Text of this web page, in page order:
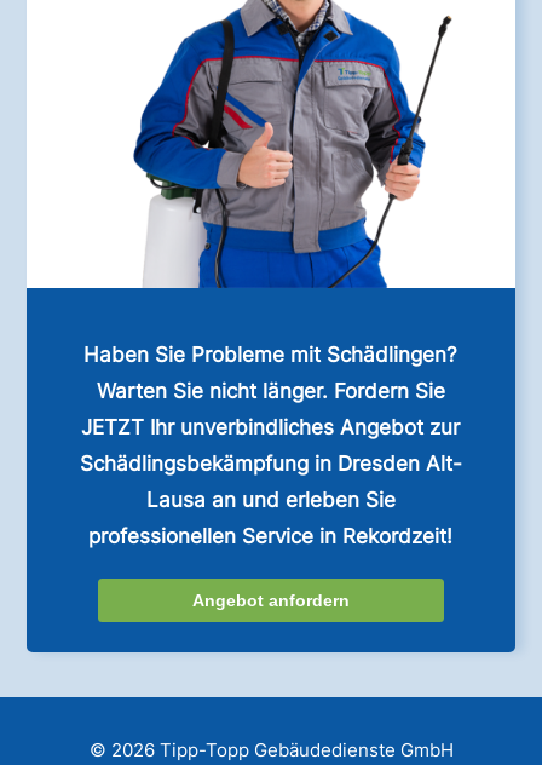
Haben Sie Probleme mit Schädlingen?
Warten Sie nicht länger. Fordern Sie
JETZT Ihr unverbindliches Angebot zur
Schädlingsbekämpfung in Dresden Alt-
Lausa an und erleben Sie
professionellen Service in Rekordzeit!
Angebot anfordern
© 2026 Tipp-Topp Gebäudedienste GmbH